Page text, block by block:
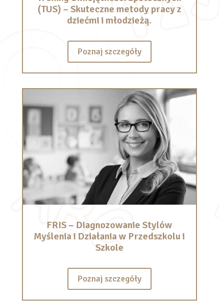
(TUS) – Skuteczne metody pracy z
dziećmi i młodzieżą.
Poznaj szczegóły
FRIS – Diagnozowanie Stylów
Myślenia i Działania w Przedszkolu i
Szkole
Poznaj szczegóły